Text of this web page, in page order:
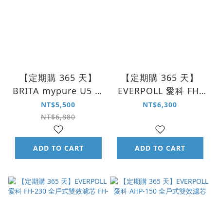
【定期購 365 天】
BRITA mypure U5 雙
道濾芯組 PF｜CB-UF
NT$5,500
NT$6,880
ADD TO CART
【定期購 365 天】
EVERPOLL 愛科 FH-
301 全戶式雙效濾芯
NT$6,300
ADD TO CART